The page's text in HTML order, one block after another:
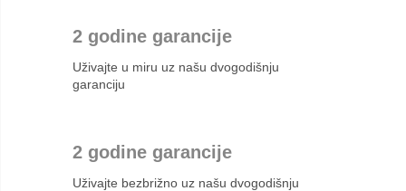
2 godine garancije
Uživajte u miru uz našu dvogodišnju
garanciju
2 godine garancije
Uživajte bezbrižno uz našu dvogodišnju